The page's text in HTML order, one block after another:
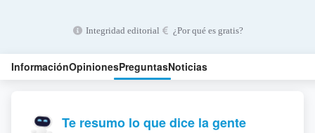
Integridad editorial ¿Por qué es gratis?
InformaciónOpinionesPreguntasNoticias
Te resumo lo que dice la gente